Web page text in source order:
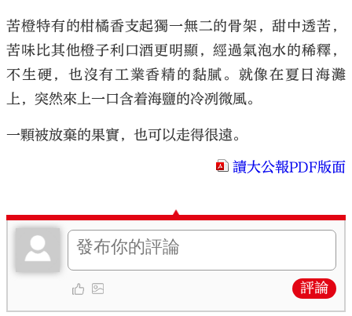
苦橙特有的柑橘香支起獨一無二的骨架，甜中透苦，
苦味比其他橙子利口酒更明顯，經過氣泡水的稀釋，
不生硬，也沒有工業香精的黏膩。就像在夏日海灘
上，突然來上一口含着海鹽的冷冽微風。
一顆被放棄的果實，也可以走得很遠。
讀大公報PDF版面
評論